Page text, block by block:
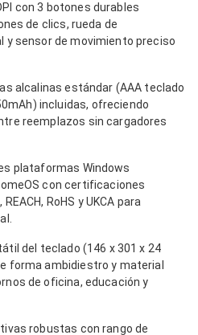
de Vídeo
/ HD15
con 3 botones durables
de clics, rueda de
y sensor de movimiento preciso
alcalinas estándar (AAA teclado
incluidas, ofreciendo
reemplazos sin cargadores
plataformas Windows
con certificaciones
RoHS y UKCA para
del teclado (146 x 301 x 24
forma ambidiestro y material
de oficina, educación y
robustas con rango de